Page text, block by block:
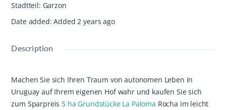
Stadtteil: Garzon
Date added: Added 2 years ago
Description
Machen Sie sich Ihren Traum von autonomen Leben in
Uruguay auf Ihrem eigenen Hof wahr und kaufen Sie sich
zum Sparpreis 5 ha Grundstücke La Paloma Rocha im leicht